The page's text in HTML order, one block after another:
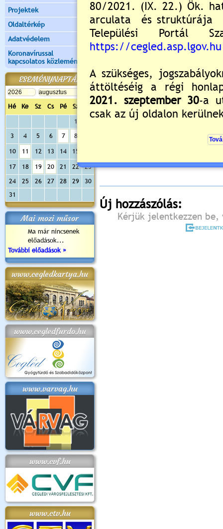
Projektek
Oldaltérkép
Adatvédelem
Koronavírussal
kapcsolatos közlemények
ESEMÉNYNAPTÁR
Hé Ke Sz Cs Pé Sz
Va
1
3
4 5 6 7 8
10 11 12 13 14 15
17 18 19 20 21 22
23
24
25 26 27 28 29
30
31
Mai mozi műsor
Ma már nincsenek
előadások...
További előadások »
www.cegledkartya.hu
www.cegledfurdo.hu
www.varvag.hu
www.cvf.hu
www.ctv.hu
Új hozzászólás:
Kérjük jelentkezzen be,